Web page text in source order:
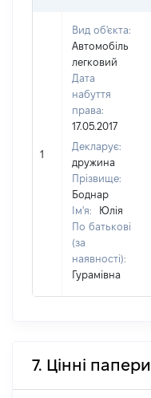
1
Вид об'єкта:
Автомобіль
легковий
Дата
набуття
права:
17.05.2017
Декларує:
дружина
Прізвище:
Боднар
Ім'я:
Юлія
По батькові
(за
наявності):
Гурамівна
7. Цінні папери